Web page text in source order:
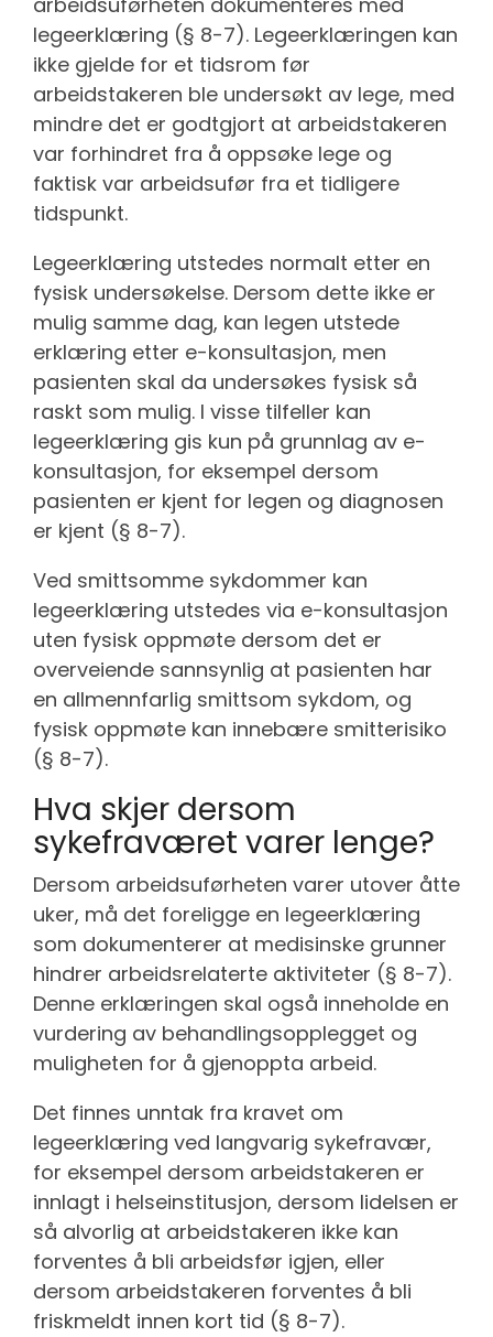
legeerklæring (§ 8-7). Legeerklæringen kan
ikke gjelde for et tidsrom før
arbeidstakeren ble undersøkt av lege, med
mindre det er godtgjort at arbeidstakeren
var forhindret fra å oppsøke lege og
faktisk var arbeidsufør fra et tidligere
tidspunkt.
Legeerklæring utstedes normalt etter en
fysisk undersøkelse. Dersom dette ikke er
mulig samme dag, kan legen utstede
erklæring etter e-konsultasjon, men
pasienten skal da undersøkes fysisk så
raskt som mulig. I visse tilfeller kan
legeerklæring gis kun på grunnlag av e-
konsultasjon, for eksempel dersom
pasienten er kjent for legen og diagnosen
er kjent (§ 8-7).
Ved smittsomme sykdommer kan
legeerklæring utstedes via e-konsultasjon
uten fysisk oppmøte dersom det er
overveiende sannsynlig at pasienten har
en allmennfarlig smittsom sykdom, og
fysisk oppmøte kan innebære smitterisiko
(§ 8-7).
Hva skjer dersom
sykefraværet varer lenge?
Dersom arbeidsuførheten varer utover åtte
uker, må det foreligge en legeerklæring
som dokumenterer at medisinske grunner
hindrer arbeidsrelaterte aktiviteter (§ 8-7).
Denne erklæringen skal også inneholde en
vurdering av behandlingsopplegget og
muligheten for å gjenoppta arbeid.
Det finnes unntak fra kravet om
legeerklæring ved langvarig sykefravær,
for eksempel dersom arbeidstakeren er
innlagt i helseinstitusjon, dersom lidelsen er
så alvorlig at arbeidstakeren ikke kan
forventes å bli arbeidsfør igjen, eller
dersom arbeidstakeren forventes å bli
friskmeldt innen kort tid (§ 8-7).